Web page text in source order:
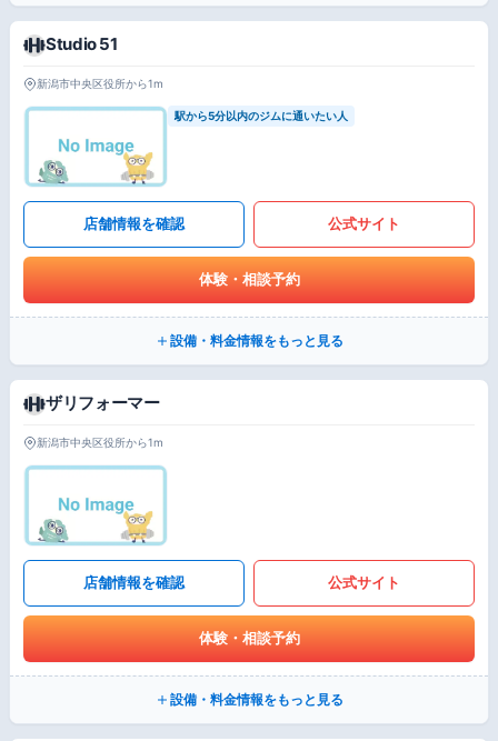
Studio 51
新潟市中央区役所から1m
駅から5分以内のジムに通いたい人
店舗情報を確認 公式サイト
体験・相談予約
設備・料金情報をもっと見る
ザリフォーマー
新潟市中央区役所から1m
店舗情報を確認 公式サイト
体験・相談予約
設備・料金情報をもっと見る